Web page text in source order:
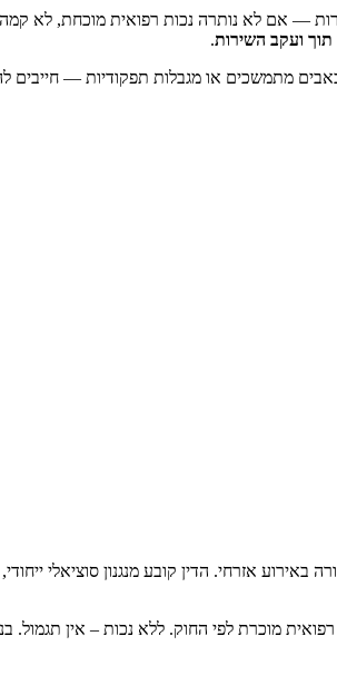
— אם לא נותרה נכות רפואית מוכחת, לא
ועקב השירות.
מתמשכים או מגבלות תפקודיות — חייבים
אזרחי. הדין קובע מנגנון סוציאלי
מוכרת לפי החוק. ללא נכות – אין תגמול.